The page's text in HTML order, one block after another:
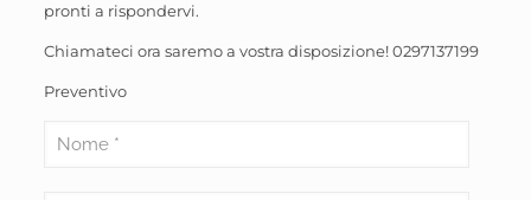
pronti a rispondervi.
Chiamateci ora saremo a vostra disposizione!0297137199
Preventivo